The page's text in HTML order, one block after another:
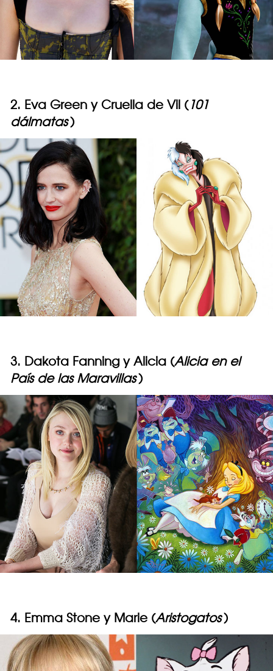
2. Eva Green y Cruella de Vil (101
dálmatas)
3. Dakota Fanning y Alicia (Alicia en el
País de las Maravillas)
4. Emma Stone y Marie (Aristogatos)